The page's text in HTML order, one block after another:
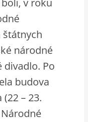
v roku
štátnych
národné
divadlo. Po
budova
– 23.